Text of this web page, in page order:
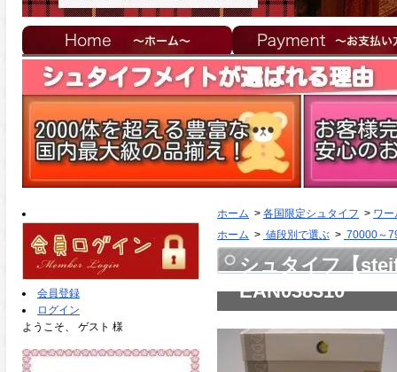
会員登録
ログイン
ようこそ、 ゲスト 様
ホーム > 各国限定シュタイフ > ワ
ホーム > 値段別で選ぶ > 70000～
シュタイフ【
EAN038310